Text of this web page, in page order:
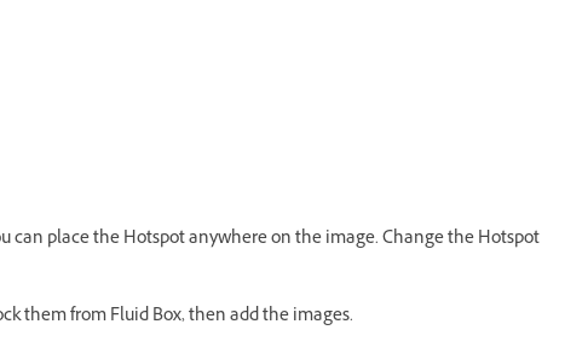
can place the Hotspot anywhere on the image. Change the Hotspot
them from Fluid Box, then add the images.